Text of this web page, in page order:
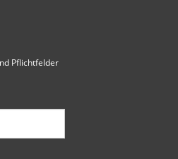
Pflichtfelder